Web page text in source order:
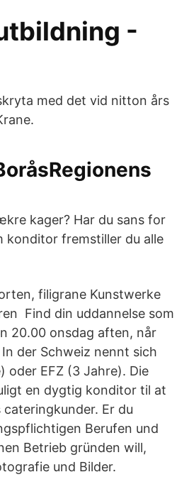
-
med det vid nitton års
kager? Har du sans for
konditor fremstiller du alle
filigrane Kunstwerke
Find din uddannelse som
20.00 onsdag aften, når
der Schweiz nennt sich
oder EFZ (3 Jahre). Die
en dygtig konditor til at
Er du
Berufen und
Betrieb gründen will,
und Bilder.